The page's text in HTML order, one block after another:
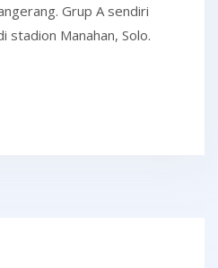
Grup A sendiri
stadion Manahan, Solo.